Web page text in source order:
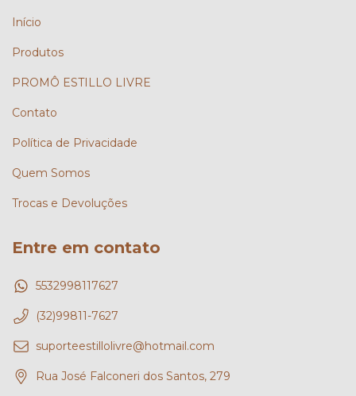
Início
Produtos
PROMÔ ESTILLO LIVRE
Contato
Política de Privacidade
Quem Somos
Trocas e Devoluções
Entre em contato
5532998117627
(32)99811-7627
suporteestillolivre@hotmail.com
Rua José Falconeri dos Santos, 279